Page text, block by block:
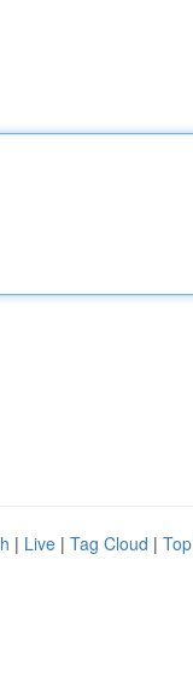
| Live | Tag Cloud |